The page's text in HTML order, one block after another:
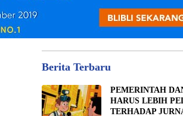
Berita Terbaru
PEMERINTAH
HARUS LEBIH
TERHADAP